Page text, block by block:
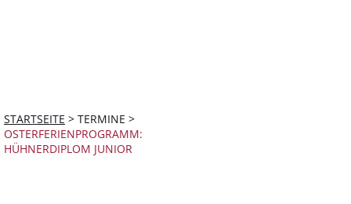
STARTSEITE > TERMINE >
OSTERFERIENPROGRAMM:
HÜHNERDIPLOM JUNIOR